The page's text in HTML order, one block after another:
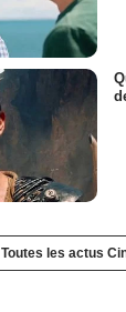
Toutes les actus